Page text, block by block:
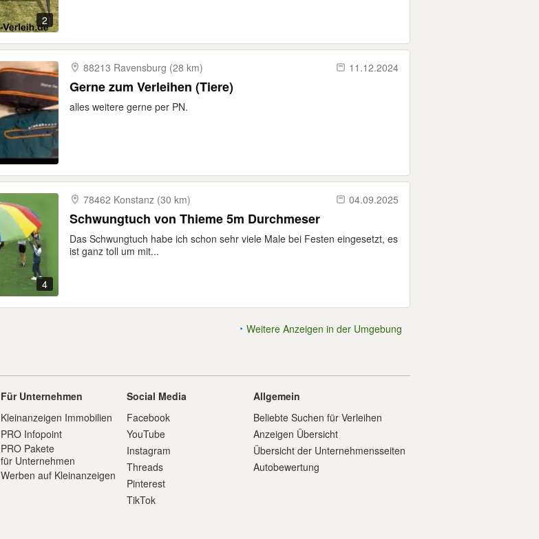
2
88213 Ravensburg (28 km) 11.12.2024
Gerne zum Verleihen (Tiere)
alles weitere gerne per PN.
4
78462 Konstanz (30 km) 04.09.2025
Schwungtuch von Thieme 5m Durchmeser
Das Schwungtuch habe ich schon sehr viele Male bei Festen eingesetzt, es
ist ganz toll um mit...
Weitere Anzeigen in der Umgebung
Für Unternehmen
Kleinanzeigen Immobilien
PRO Infopoint
PRO Pakete
für Unternehmen
Werben auf Kleinanzeigen
Social Media
Facebook
YouTube
Instagram
Threads
Pinterest
TikTok
Allgemein
Beliebte Suchen für Verleihen
Anzeigen Übersicht
Übersicht der Unternehmensseiten
Autobewertung